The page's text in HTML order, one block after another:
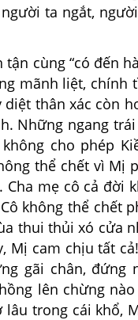
ta ngắt,
cùng “có đến
mãnh liệt, chính
thân xác còn
Những ngang
cho phép
thể chết vì Mị
Cha mẹ cô cả đời
không thể chết
thui thủi xó cửa
Mị cam chịu tất
gãi chân,
lên chừng
lâu trong cái khổ,